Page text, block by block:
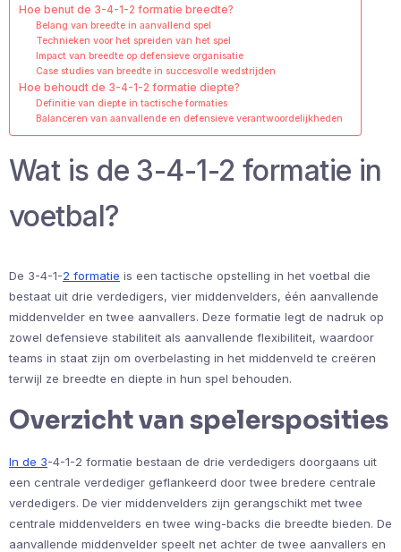
Hoe benut de 3-4-1-2 formatie breedte?
Belang van breedte in aanvallend spel
Technieken voor het spreiden van het spel
Impact van breedte op defensieve organisatie
Case studies van breedte in succesvolle wedstrijden
Hoe behoudt de 3-4-1-2 formatie diepte?
Definitie van diepte in tactische formaties
Balanceren van aanvallende en defensieve verantwoordelijkheden
Wat is de 3-4-1-2 formatie in
voetbal?
De 3-4-1-2 formatie is een tactische opstelling in het voetbal die
bestaat uit drie verdedigers, vier middenvelders, één aanvallende
middenvelder en twee aanvallers. Deze formatie legt de nadruk op
zowel defensieve stabiliteit als aanvallende flexibiliteit, waardoor
teams in staat zijn om overbelasting in het middenveld te creëren
terwijl ze breedte en diepte in hun spel behouden.
Overzicht van spelersposities
In de 3-4-1-2 formatie bestaan de drie verdedigers doorgaans uit
een centrale verdediger geflankeerd door twee bredere centrale
verdedigers. De vier middenvelders zijn gerangschikt met twee
centrale middenvelders en twee wing-backs die breedte bieden. De
aanvallende middenvelder speelt net achter de twee aanvallers en